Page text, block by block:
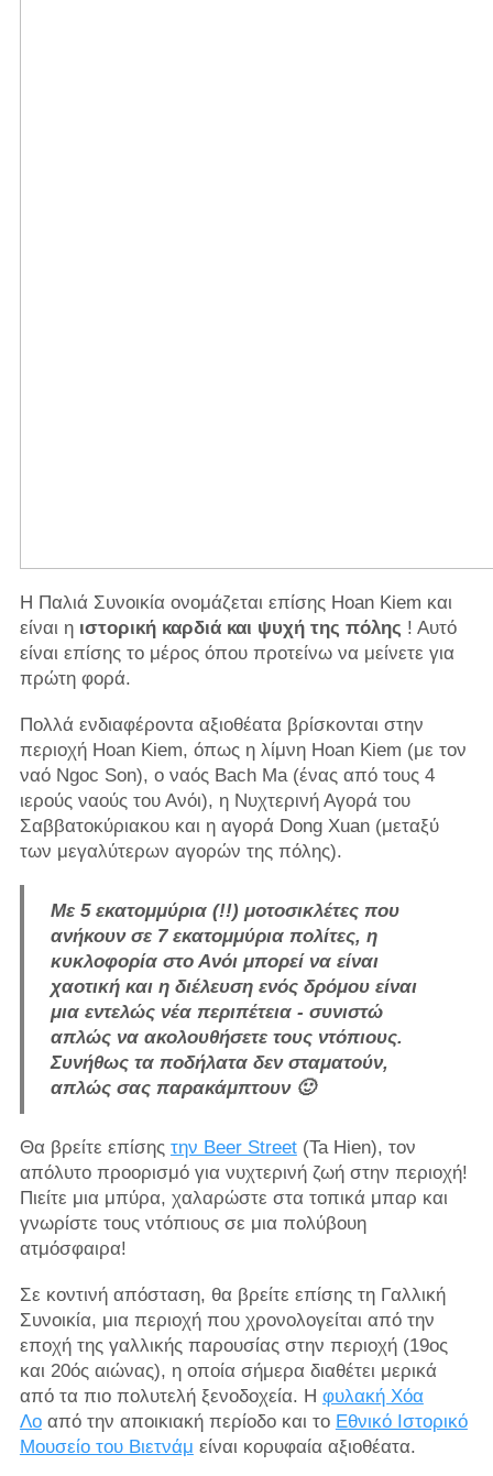
Η Παλιά Συνοικία ονομάζεται επίσης Hoan Kiem και
είναι η ιστορική καρδιά και ψυχή της πόλης ! Αυτό
είναι επίσης το μέρος όπου προτείνω να μείνετε για
πρώτη φορά.
Πολλά ενδιαφέροντα αξιοθέατα βρίσκονται στην
περιοχή Hoan Kiem, όπως η λίμνη Hoan Kiem (με τον
ναό Ngoc Son), ο ναός Bach Ma (ένας από τους 4
ιερούς ναούς του Ανόι), η Νυχτερινή Αγορά του
Σαββατοκύριακου και η αγορά Dong Xuan (μεταξύ
των μεγαλύτερων αγορών της πόλης).
Με 5 εκατομμύρια (!!) μοτοσικλέτες που
ανήκουν σε 7 εκατομμύρια πολίτες, η
κυκλοφορία στο Ανόι μπορεί να είναι
χαοτική και η διέλευση ενός δρόμου είναι
μια εντελώς νέα περιπέτεια - συνιστώ
απλώς να ακολουθήσετε τους ντόπιους.
Συνήθως τα ποδήλατα δεν σταματούν,
απλώς σας παρακάμπτουν 🙂
Θα βρείτε επίσης την Beer Street(Ta Hien), τον
απόλυτο προορισμό για νυχτερινή ζωή στην περιοχή!
Πιείτε μια μπύρα, χαλαρώστε στα τοπικά μπαρ και
γνωρίστε τους ντόπιους σε μια πολύβουη
ατμόσφαιρα!
Σε κοντινή απόσταση, θα βρείτε επίσης τη Γαλλική
Συνοικία, μια περιοχή που χρονολογείται από την
εποχή της γαλλικής παρουσίας στην περιοχή (19ος
και 20ός αιώνας), η οποία σήμερα διαθέτει μερικά
από τα πιο πολυτελή ξενοδοχεία. Η φυλακή Χόα
Λοαπό την αποικιακή περίοδο και το Εθνικό Ιστορικό
Μουσείο του Βιετνάμ είναι κορυφαία αξιοθέατα.